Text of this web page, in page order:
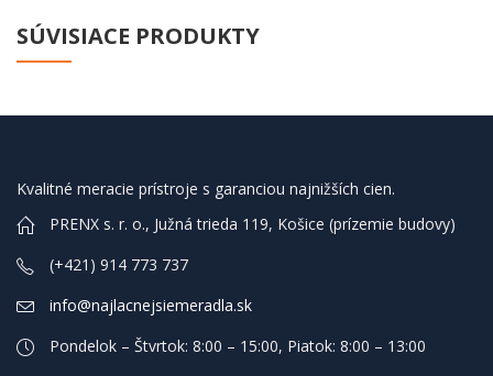
SÚVISIACE PRODUKTY
Kvalitné meracie prístroje s garanciou najnižších cien.
PRENX s. r. o., Južná trieda 119, Košice (prízemie budovy)
(+421) 914 773 737
info@najlacnejsiemeradla.sk
Pondelok – Štvrtok: 8:00 – 15:00, Piatok: 8:00 – 13:00